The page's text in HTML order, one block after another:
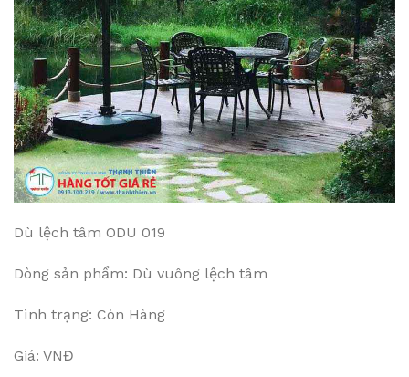
Dù lệch tâm ODU 019
Dòng sản phẩm: Dù vuông lệch tâm
Tình trạng: Còn Hàng
Giá: VNĐ